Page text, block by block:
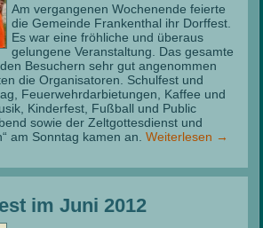
Am vergangenen Wochenende feierte
die Gemeinde Frankenthal ihr Dorffest.
Es war eine fröhliche und überaus
gelungene Veranstaltung. Das gesamte
Besuchern sehr gut angenommen
die Organisatoren. Schulfest und
Feuerwehrdarbietungen, Kaffee und
Kinderfest, Fußball und Public
sowie der Zeltgottesdienst und
am Sonntag kamen an.Weiterlesen →
im Juni 2012